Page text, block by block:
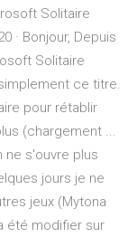
Solitaire
· Bonjour, Depuis
Solitaire
ce titre.
pour rétablir
(chargement ...
ne s'ouvre plus
jours je ne
jeux (Mytona
été modifier sur